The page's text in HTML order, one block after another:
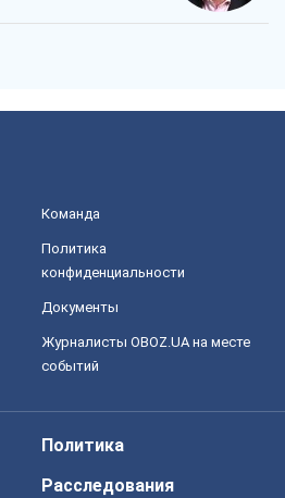
Команда
Политика
конфиденциальности
Документы
Журналисты OBOZ.UA на месте
событий
Политика
Расследования